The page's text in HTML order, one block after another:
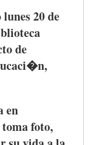
lunes20 de
de
,
en
tomafoto,